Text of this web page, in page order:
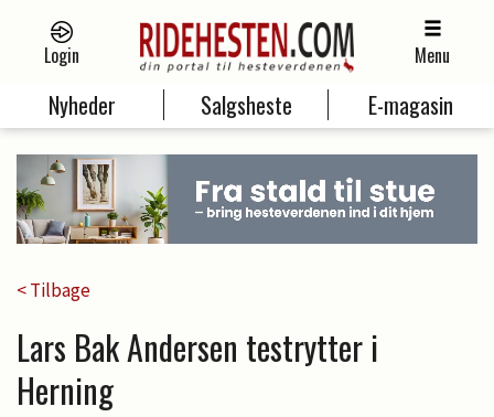
Login Menu
Nyheder Salgsheste E-magasin
< Tilbage
Lars Bak Andersen testrytter i
Herning